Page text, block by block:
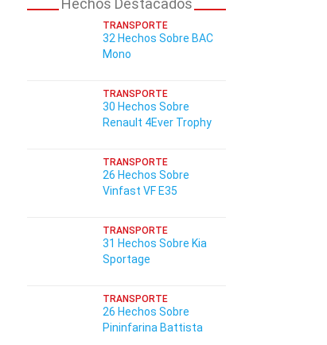
Hechos Destacados
TRANSPORTE
32 Hechos Sobre BAC
Mono
TRANSPORTE
30 Hechos Sobre
Renault 4Ever Trophy
TRANSPORTE
26 Hechos Sobre
Vinfast VF E35
TRANSPORTE
31 Hechos Sobre Kia
Sportage
TRANSPORTE
26 Hechos Sobre
Pininfarina Battista